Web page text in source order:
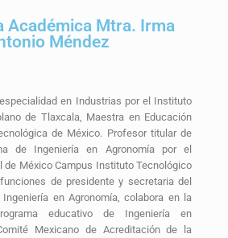
Académica Mtra. Irma
Méndez
en Industrias por el Instituto
de Tlaxcala, Maestra en Educación
de México. Profesor titular de
de Ingeniería en Agronomía por el
de México Campus Instituto Tecnológico
de presidente y secretaria del
en Agronomía, colabora en la
educativo de Ingeniería en
Mexicano de Acreditación de la